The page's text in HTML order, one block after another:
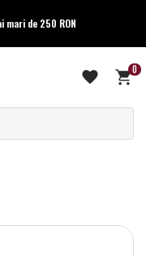
de 250 RON
0